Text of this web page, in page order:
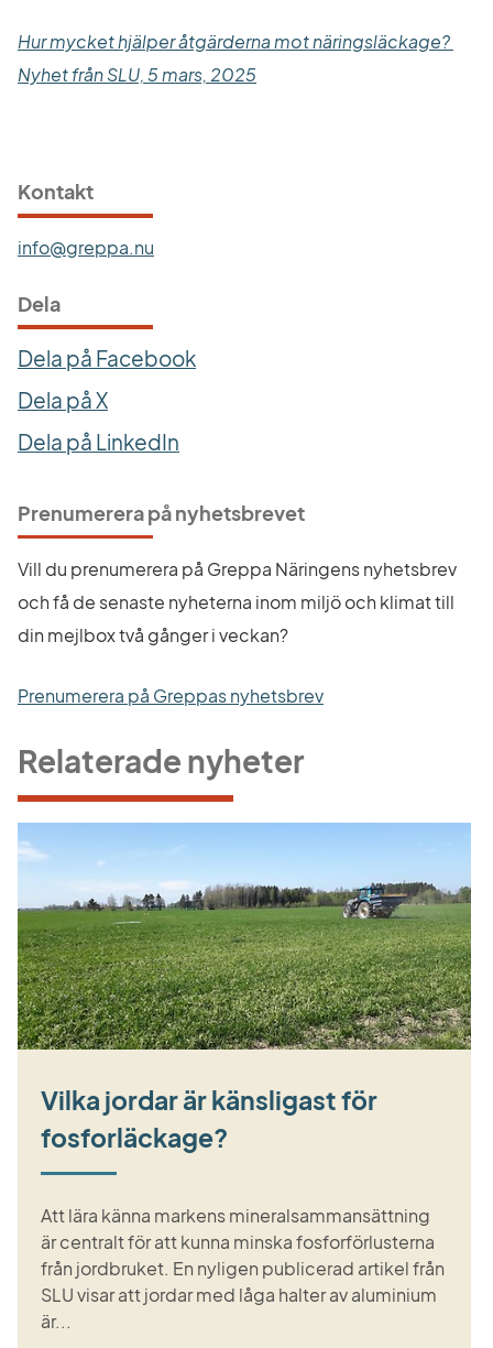
Hur mycket hjälper åtgärderna mot näringsläckage?
Nyhet från SLU, 5 mars, 2025
Kontakt
info@greppa.nu
Dela
Dela på Facebook
Dela på X
Dela på LinkedIn
Prenumerera på nyhetsbrevet
Vill du prenumerera på Greppa Näringens nyhetsbrev
och få de senaste nyheterna inom miljö och klimat till
din mejlbox två gånger i veckan?
Prenumerera på Greppas nyhetsbrev
Relaterade nyheter
Vilka jordar är känsligast för
fosforläckage?
Att lära känna markens mineralsammansättning
är centralt för att kunna minska fosforförlusterna
från jordbruket. En nyligen publicerad artikel från
SLU visar att jordar med låga halter av aluminium
är...